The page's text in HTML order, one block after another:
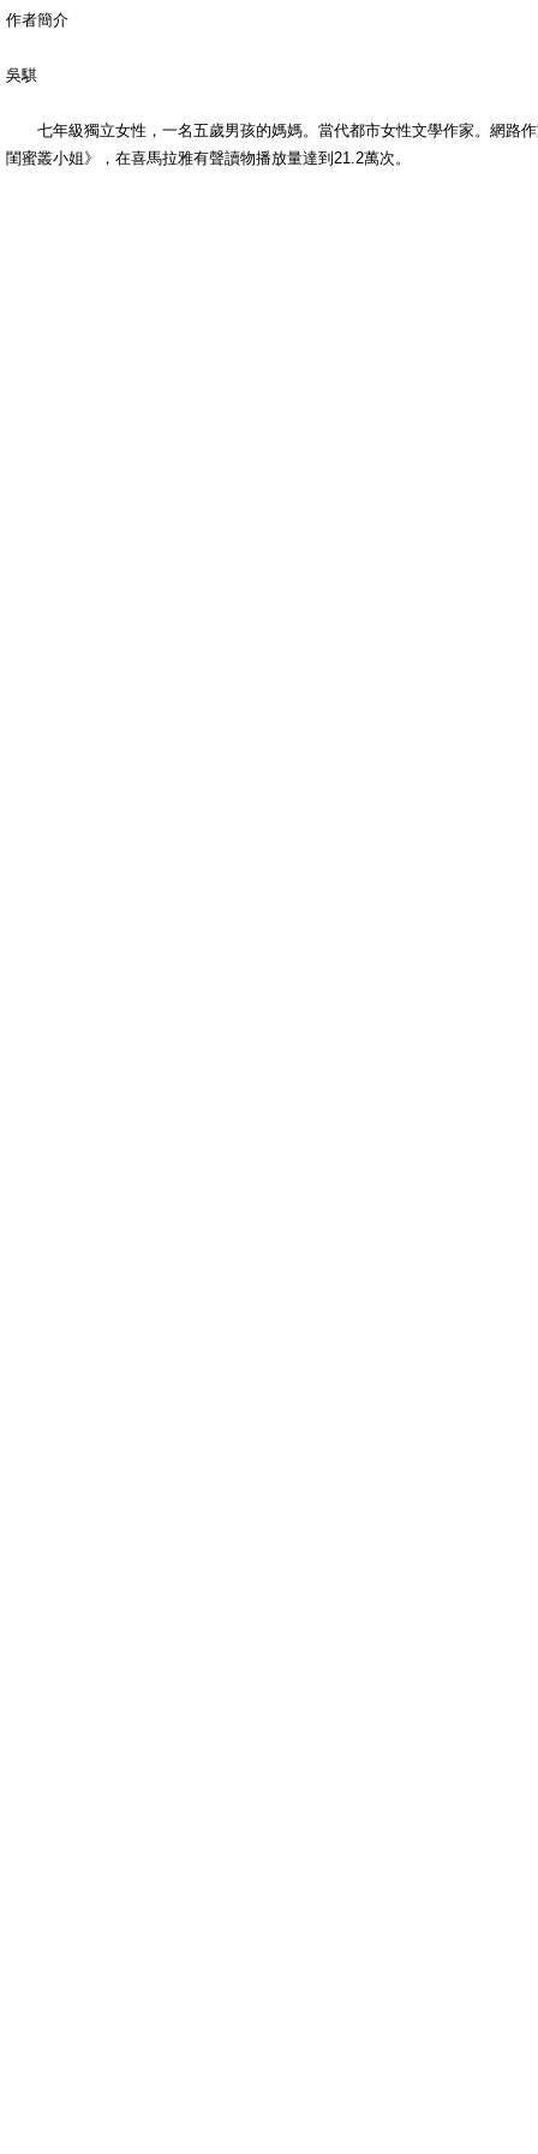
作者簡介
吳騏
七年級獨立女性，一名五歲男孩的媽媽。當代都市女性文學作家。網路
閨蜜叢小姐》，在喜馬拉雅有聲讀物播放量達到21.2萬次。